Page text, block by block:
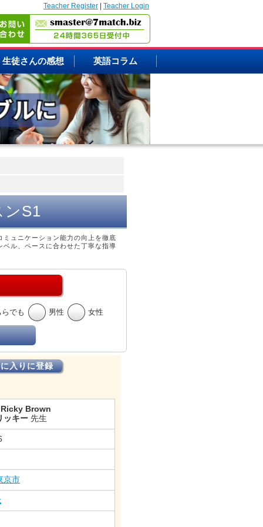
Teacher Register Teacher Login
生徒さんの感想 英語コラム
ンS1
ュニケーション能力の向上を徹底
ル、ペースに合わせた丁寧な指導
でも 男性 女性
入りに登録
Brown
ッキー 先生
京市